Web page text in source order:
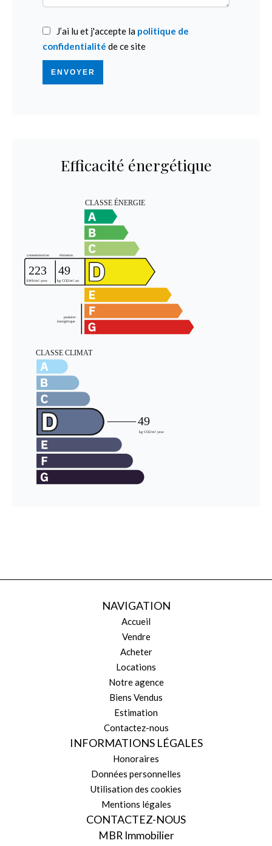
J’ai lu et j'accepte la politique de
confidentialité de ce site
ENVOYER
Efficacité énergétique
NAVIGATION
Accueil
Vendre
Acheter
Locations
Notre agence
Biens Vendus
Estimation
Contactez-nous
INFORMATIONS LÉGALES
Honoraires
Données personnelles
Utilisation des cookies
Mentions légales
CONTACTEZ-NOUS
MBR Immobilier